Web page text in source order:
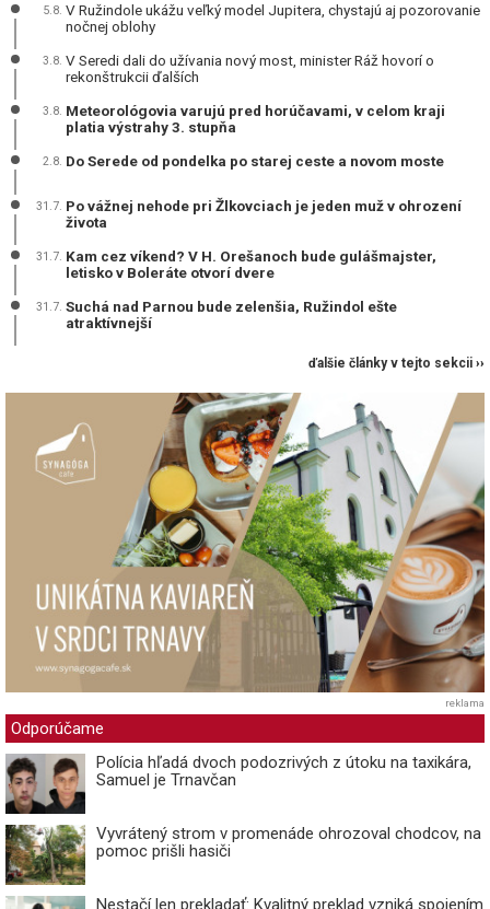
5.8. V Ružindole ukážu veľký model Jupitera, chystajú aj pozorovanie
nočnej oblohy
3.8. V Seredi dali do užívania nový most, minister Ráž hovorí o
rekonštrukcii ďalších
3.8. Meteorológovia varujú pred horúčavami, v celom kraji
platia výstrahy 3. stupňa
2.8. Do Serede od pondelka po starej ceste a novom moste
31.7. Po vážnej nehode pri Žlkovciach je jeden muž v ohrození
života
31.7. Kam cez víkend? V H. Orešanoch bude gulášmajster,
letisko v Boleráte otvorí dvere
31.7. Suchá nad Parnou bude zelenšia, Ružindol ešte
atraktívnejší
ďalšie články v tejto sekcii ››
reklama
Odporúčame
Polícia hľadá dvoch podozrivých z útoku na taxikára,
Samuel je Trnavčan
Vyvrátený strom v promenáde ohrozoval chodcov, na
pomoc prišli hasiči
Nestačí len prekladať: Kvalitný preklad vzniká spojením